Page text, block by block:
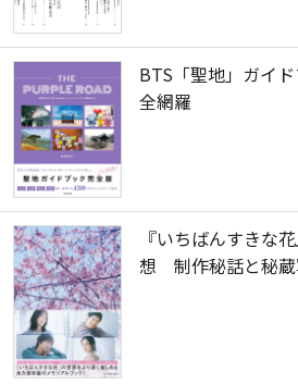
BTS「聖地」ガイ
全網羅
『いちばんすきな
想 制作秘話と秘蔵